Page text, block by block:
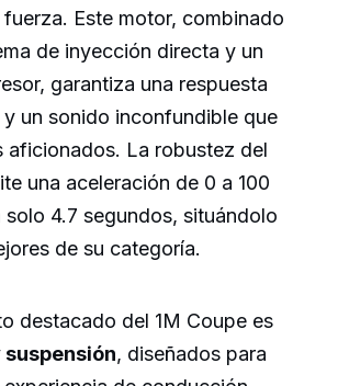
Este motor, combinado
de inyección directa y un
garantiza una respuesta
y un sonido inconfundible que
aficionados. La robustez del
una aceleración de 0 a 100
solo 4.7 segundos, situándolo
de su categoría.
destacado del 1M Coupe es
suspensión, diseñados para